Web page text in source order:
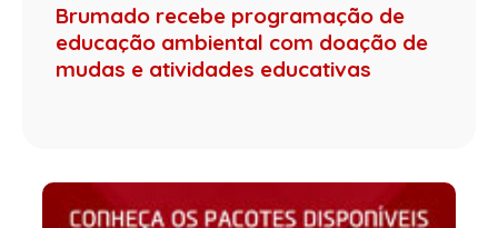
Brumado recebe programação de
educação ambiental com doação de
mudas e atividades educativas